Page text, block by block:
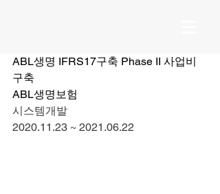
ABL생명 IFRS17구축 Phase II 사업비
구축
ABL생명보험
시스템개발
2020.11.23 ~ 2021.06.22